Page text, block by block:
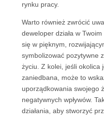
rynku pracy.
Warto również zwrócić
deweloper działa w
się w pięknym,
symbolizować pozytywne
życiu. Z kolei, jeśli okolica
zaniedbana, może to
uporządkowania swojego
negatywnych wpływów.
działania, aby stworzyć